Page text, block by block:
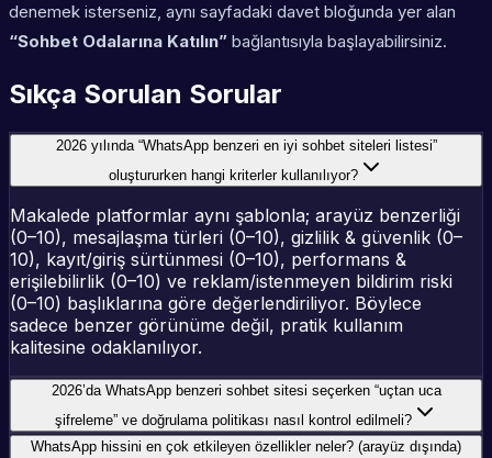
denemek isterseniz, aynı sayfadaki davet bloğunda yer alan
“Sohbet Odalarına Katılın” bağlantısıyla başlayabilirsiniz.
Sıkça Sorulan Sorular
2026 yılında “WhatsApp benzeri en iyi sohbet siteleri listesi”
oluştururken hangi kriterler kullanılıyor?
Makalede platformlar aynı şablonla; arayüz benzerliği
(0–10), mesajlaşma türleri (0–10), gizlilik & güvenlik (0–
10), kayıt/giriş sürtünmesi (0–10), performans &
erişilebilirlik (0–10) ve reklam/istenmeyen bildirim riski
(0–10) başlıklarına göre değerlendiriliyor. Böylece
sadece benzer görünüme değil, pratik kullanım
kalitesine odaklanılıyor.
2026’da WhatsApp benzeri sohbet sitesi seçerken “uçtan uca
şifreleme” ve doğrulama politikası nasıl kontrol edilmeli?
WhatsApp hissini en çok etkileyen özellikler neler? (arayüz dışında)